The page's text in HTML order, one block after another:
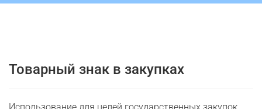
Товарный знак в закупках